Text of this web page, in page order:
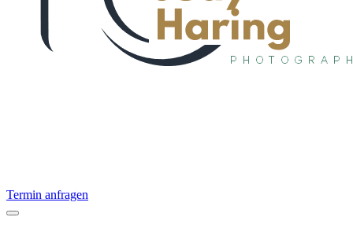
Termin anfragen
Navigationsmenü